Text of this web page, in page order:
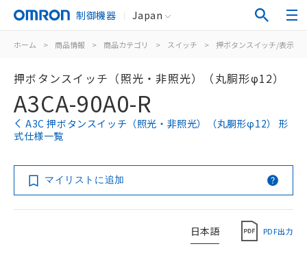
制御機器 Japan
ホーム > 商品情報 > 商品カテゴリ > スイッチ > 押ボタンスイッチ/表示灯
押ボタンスイッチ（照光・非照光）（丸胴形φ12）
A3CA-90A0-R
A3C 押ボタンスイッチ（照光・非照光）（丸胴形φ12） 形
式仕様一覧
マイリストに追加
日本語 PDF出力